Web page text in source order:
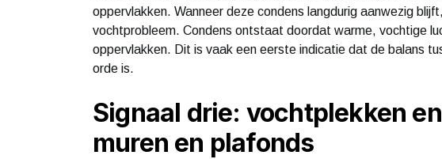
oppervlakken. Wanneer deze condens langdurig aanwezig
vochtprobleem. Condens ontstaat doordat warme, vochtige
oppervlakken. Dit is vaak een eerste indicatie dat de balans
orde is.
Signaal drie: vochtplekken
muren en plafonds